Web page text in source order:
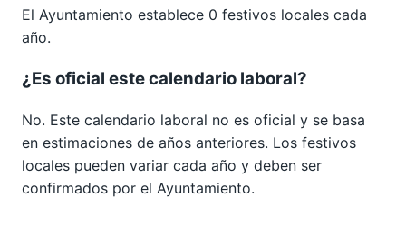
El Ayuntamiento establece 0 festivos locales cada
año.
¿Es oficial este calendario laboral?
No. Este calendario laboral no es oficial y se basa
en estimaciones de años anteriores. Los festivos
locales pueden variar cada año y deben ser
confirmados por el Ayuntamiento.